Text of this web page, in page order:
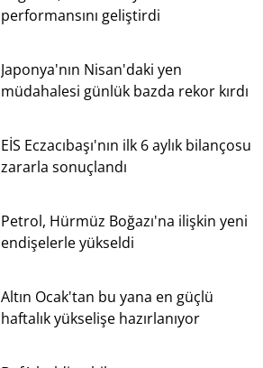
performansını geliştirdi
Japonya'nın Nisan'daki yen
müdahalesi günlük bazda rekor kırdı
EİS Eczacıbaşı'nın ilk 6 aylık bilançosu
zararla sonuçlandı
Petrol, Hürmüz Boğazı'na ilişkin yeni
endişelerle yükseldi
Altın Ocak'tan bu yana en güçlü
haftalık yükselişe hazırlanıyor